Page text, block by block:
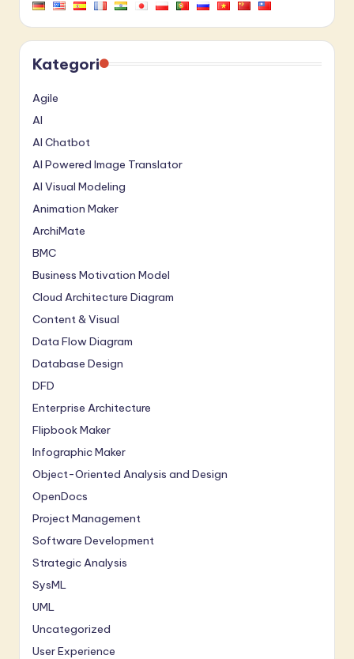
Kategori
Agile
AI
AI Chatbot
AI Powered Image Translator
AI Visual Modeling
Animation Maker
ArchiMate
BMC
Business Motivation Model
Cloud Architecture Diagram
Content & Visual
Data Flow Diagram
Database Design
DFD
Enterprise Architecture
Flipbook Maker
Infographic Maker
Object-Oriented Analysis and Design
OpenDocs
Project Management
Software Development
Strategic Analysis
SysML
UML
Uncategorized
User Experience